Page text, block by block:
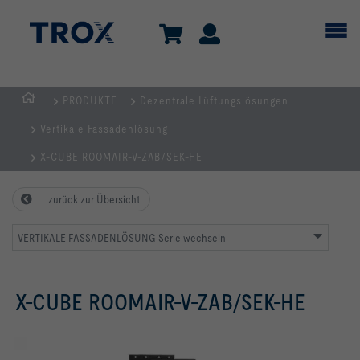
PRODUKTE Dezentrale Lüftungslösungen
Vertikale Fassadenlösung
X-CUBE ROOMAIR-V-ZAB/SEK-HE
zurück zur Übersicht
VERTIKALE FASSADENLÖSUNG Serie wechseln
X-CUBE ROOMAIR-V-ZAB/SEK-HE